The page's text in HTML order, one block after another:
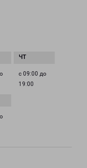
с 09:00 до
19:00